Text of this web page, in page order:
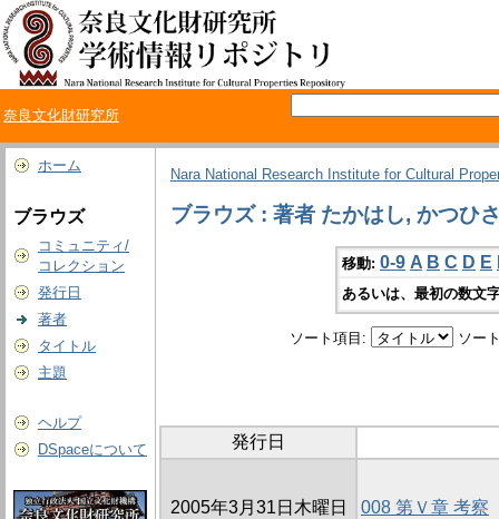
奈良文化財研究所
ホーム
ブラウズ
コミュニティ/
コレクション
発行日
著者
タイトル
主題
ヘルプ
DSpaceについて
Nara National Research Institute for Cultural
ブラウズ : 著者 たかはし, かつひ
移動: 0-9 A B C D E
あるいは、最初の数文
ソート項目: ソー
発行日
2005年3月31日木曜日 008 第Ｖ章 考察